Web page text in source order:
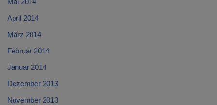
Mai 2014
April 2014
März 2014
Februar 2014
Januar 2014
Dezember 2013
November 2013